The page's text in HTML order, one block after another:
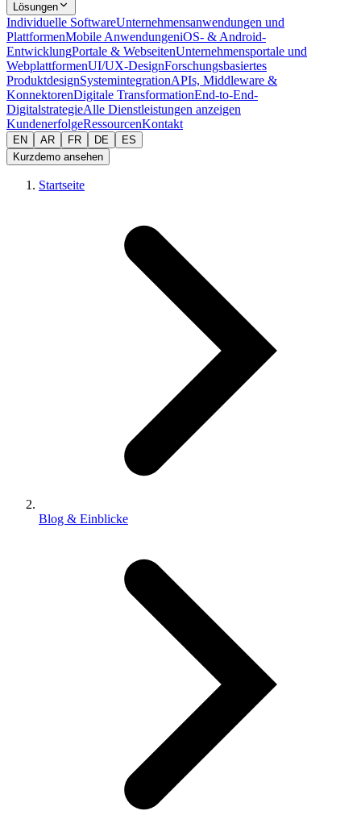
Lösungen
Individuelle SoftwareUnternehmensanwendungen und
PlattformenMobile AnwendungeniOS- & Android-
EntwicklungPortale & WebseitenUnternehmensportale und
WebplattformenUI/UX-DesignForschungsbasiertes
ProduktdesignSystemintegrationAPIs, Middleware &
KonnektorenDigitale TransformationEnd-to-End-
DigitalstrategieAlle Dienstleistungen anzeigen
KundenerfolgeRessourcenKontakt
EN AR FR DE
ES
Kurzdemo ansehen
Startseite
Blog & Einblicke